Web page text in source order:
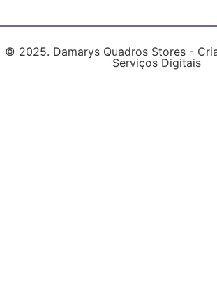
© 2025. Damarys Quadros Stores -
Serviços Digitais